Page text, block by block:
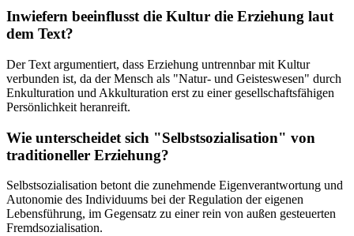
Inwiefern beeinflusst die Kultur die Erziehung laut
dem Text?
Der Text argumentiert, dass Erziehung untrennbar mit Kultur
verbunden ist, da der Mensch als "Natur- und Geisteswesen" durch
Enkulturation und Akkulturation erst zu einer gesellschaftsfähigen
Persönlichkeit heranreift.
Wie unterscheidet sich "Selbstsozialisation" von
traditioneller Erziehung?
Selbstsozialisation betont die zunehmende Eigenverantwortung und
Autonomie des Individuums bei der Regulation der eigenen
Lebensführung, im Gegensatz zu einer rein von außen gesteuerten
Fremdsozialisation.